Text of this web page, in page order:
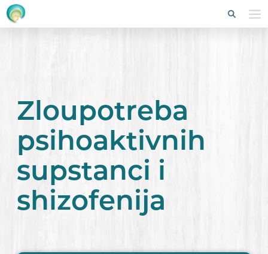
Zloupotreba
psihoaktivnih
supstanci i
shizofenija